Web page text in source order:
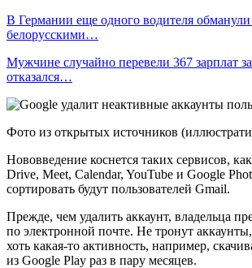
В Германии еще одного водителя
белорусскими…
Мужчине случайно перевели 367 зарплат
отказался…
Фото из открытых источников
Нововведение коснется таких сервисов,
Drive, Meet, Calendar, YouTube и Google
сортировать будут пользователей Gmail.
Прежде, чем удалить аккаунт, владельца
по электронной почте. Не тронут
хоть какая-то активность, например,
из Google Play раз в пару месяцев.